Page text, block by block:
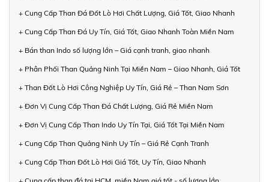
+ Cung Cấp Than Đá Đốt Lò Hơi Chất Lượng, Giá Tốt, Giao Nhanh
+ Cung Cấp Than Đá Uy Tín, Giá Tốt, Giao Nhanh Toàn Miền Nam
+ Bán than Indo số lượng lớn – Giá cạnh tranh, giao nhanh
+ Phân Phối Than Quảng Ninh Tại Miền Nam – Giao Nhanh, Giá Tốt
+ Than Đốt Lò Hơi Công Nghiệp Uy Tín, Giá Rẻ – Than Nam Sơn
+ Đơn Vị Cung Cấp Than Đá Chất Lượng, Giá Rẻ Miền Nam
+ Đơn Vị Cung Cấp Than Indo Uy Tín Tại, Giá Tốt Tại Miền Nam
+ Cung Cấp Than Quảng Ninh Uy Tín – Giá Rẻ Cạnh Tranh
+ Cung Cấp Than Đốt Lò Hơi Giá Tốt, Uy Tín, Giao Nhanh